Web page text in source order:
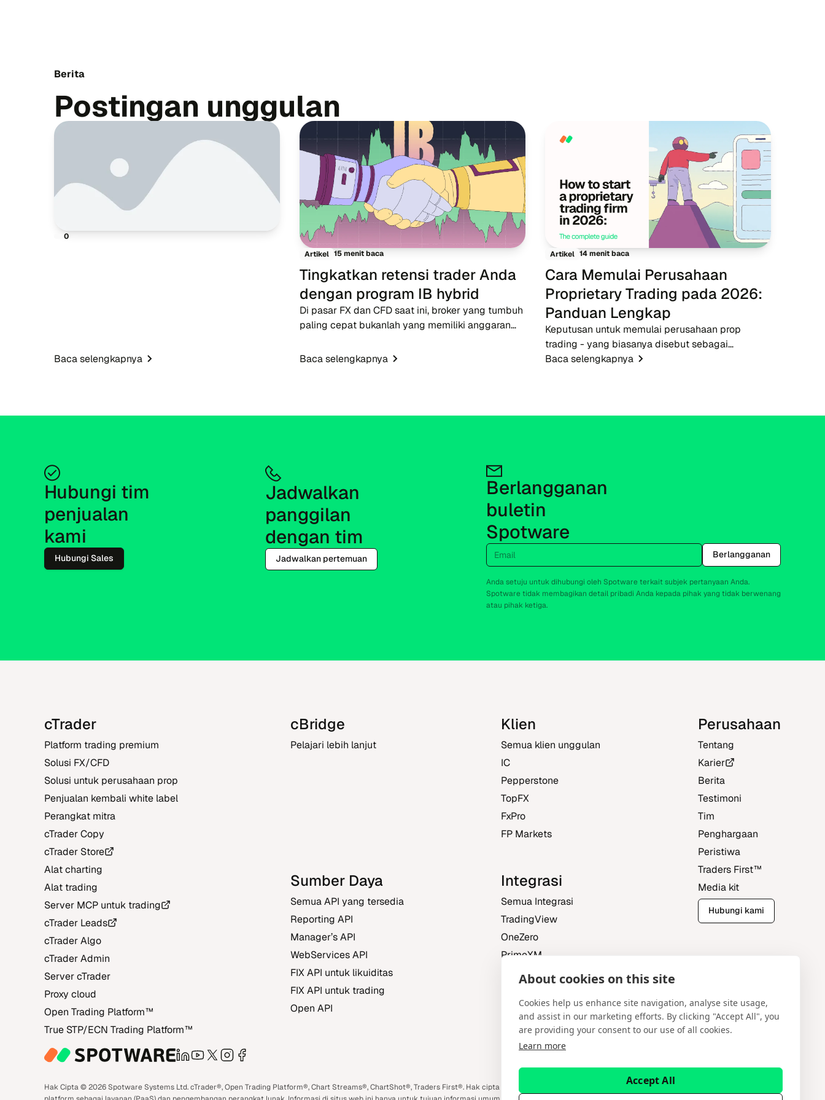
About cookies on this site
Cookies help us enhance site navigation, analyse site usage,
and assist in our marketing efforts. By clicking "Accept All", you
are providing your consent to our use of all cookies.
Learn more
Accept All
Berita
Postingan unggulan
0
Baca selengkapnya
Artikel 15 menit baca
Tingkatkan retensi trader Anda
dengan program IB hybrid
Di pasar FX dan CFD saat ini, broker yang tumbuh
paling cepat bukanlah yang memiliki anggaran
IB yang kuat. Sementara iklan tradisional menjadi
Baca selengkapnya
Artikel 14 menit baca
Cara Memulai Perusahaan
Proprietary Trading pada 2026:
Panduan Lengkap
Keputusan untuk memulai perusahaan prop
trading - yang biasanya disebut sebagai
perusahaan prop - pada tahun 2026 menawarkan
Baca selengkapnya
Hubungi tim
penjualan
kami
Hubungi Sales
Jadwalkan
panggilan
dengan tim
Jadwalkan pertemuan
Berlangganan
buletin
Spotware
Email
Berlangganan
Anda setuju untuk dihubungi oleh Spotware terkait subjek pertanyaan Anda.
Spotware tidak membagikan detail pribadi Anda kepada pihak yang tidak berwenang
atau pihak ketiga.
cTrader
Platform trading premium
Solusi FX/CFD
Solusi untuk perusahaan prop
Penjualan kembali white label
Perangkat mitra
cTrader Copy
cTrader Store
Alat charting
Alat trading
Server MCP untuk trading
cTrader Leads
cTrader Algo
cTrader Admin
Server cTrader
Proxy cloud
Open Trading Platform‎™‎
True STP/ECN Trading Platform‎™‎
cBridge
Pelajari lebih lanjut
Sumber Daya
Semua API yang tersedia
Reporting API
Manager’s API
WebServices API
FIX API untuk likuiditas
FIX API untuk trading
Open API
Klien
Semua klien unggulan
IC
Pepperstone
TopFX
FxPro
FP Markets
Integrasi
Semua Integrasi
TradingView
OneZero
PrimeXM
FXBO
Perusahaan
Tentang
Karier
Berita
Testimoni
Tim
Penghargaan
Peristiwa
Traders First‎™‎
Media kit
Hubungi kami
LinkedIn
YouTube
X Instagram
Hak Cipta © 2026 Spotware Systems Ltd. cTrader®, Open Trading Platform®, Chart Streams®, ChartShot®, Traders First®. Hak cipta dilindungi undang-undang. Spotware Systems Ltd menyediakan